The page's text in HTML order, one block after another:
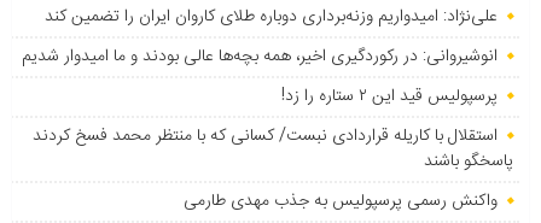
علی‌نژاد: امیدواریم وزنه‌برداری دوباره طلای کاروان ایران را تضمین کند
انوشیروانی: در رکوردگیری اخیر، همه بچه‌ها عالی بودند و ما امیدوار شدیم
پرسپولیس قید این ۲ ستاره را زد!
استقلال با کاریله قراردادی نبست/ کسانی که با منتظر محمد فسخ کردند
پاسخگو باشند
واکنش رسمی پرسپولیس به جذب مهدی طارمی